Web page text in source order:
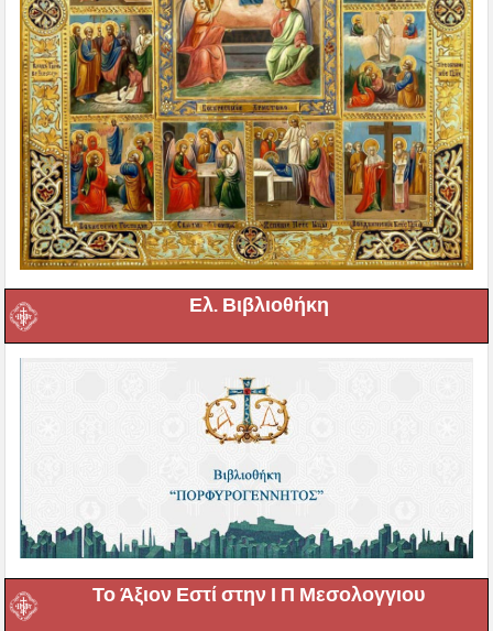
Ελ. Βιβλιοθήκη
Το Άξιον Εστί στην Ι Π Μεσολογγιου